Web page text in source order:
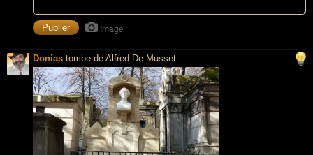
Image
Donias tombe de Alfred De Musset